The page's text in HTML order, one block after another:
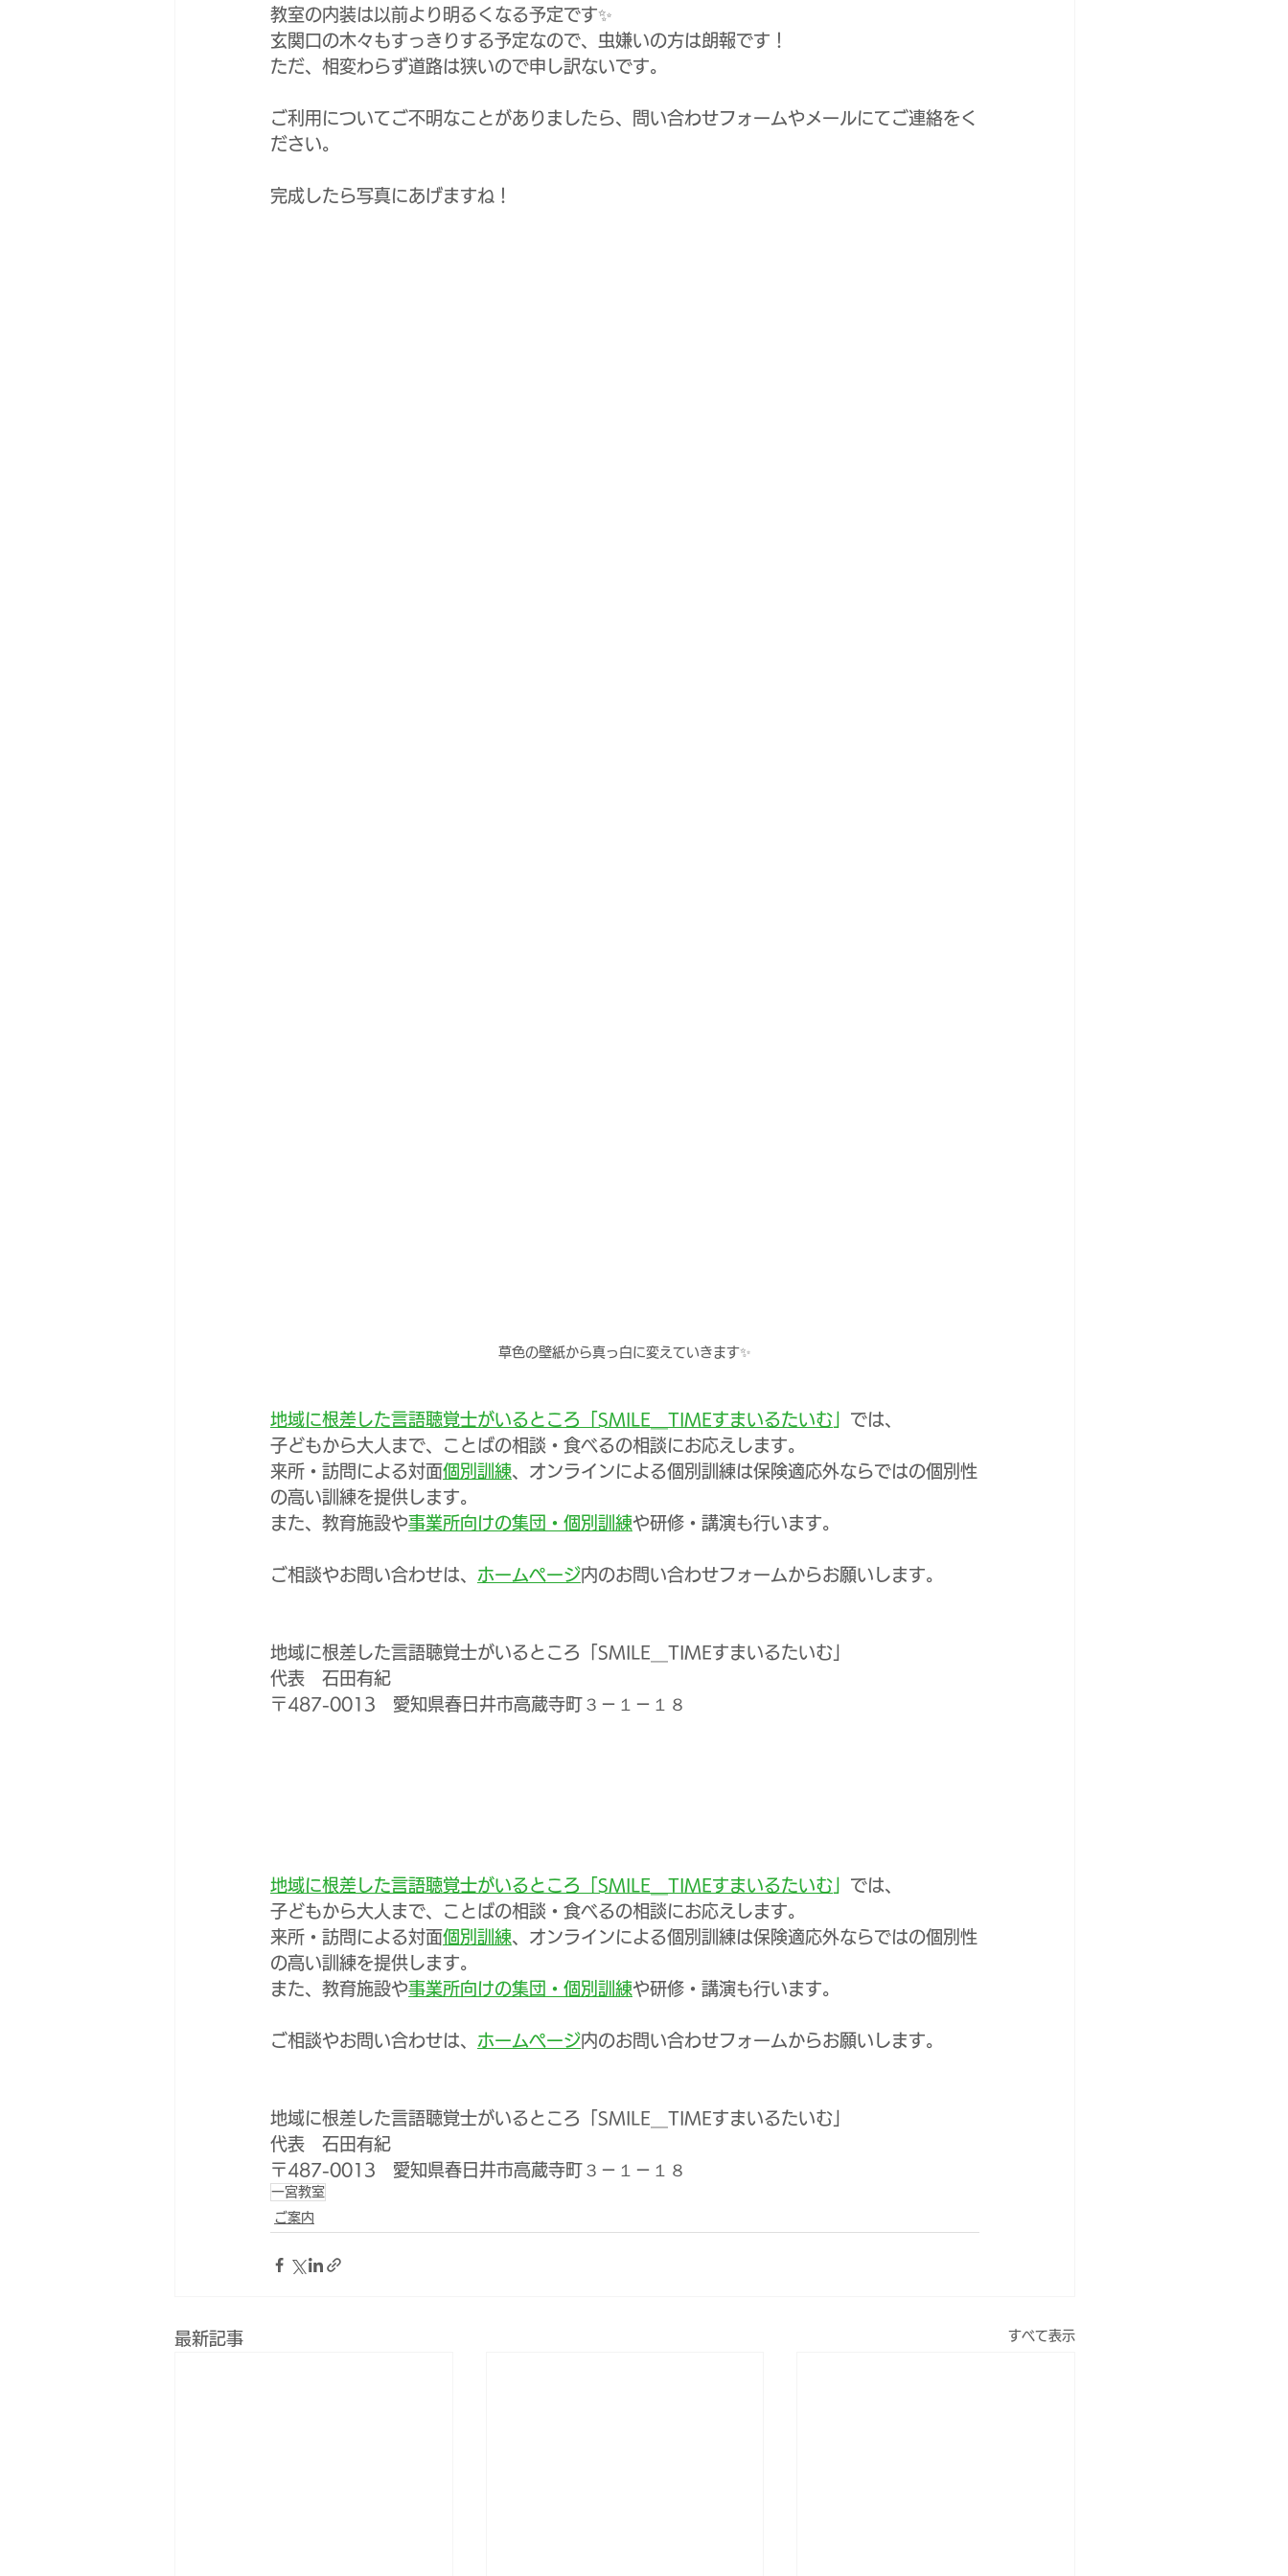
教室の内装は以前より明るくなる予定です✨
玄関口の木々もすっきりする予定なので、虫嫌いの方は朗報です！
ただ、相変わらず道路は狭いので申し訳ないです。
ご利用についてご不明なことがありましたら、問い合わせフォームやメールにてご連絡をく
ださい。
完成したら写真にあげますね！
草色の壁紙から真っ白に変えていきます✨
地域に根差した言語聴覚士がいるところ「SMILE＿TIMEすまいるたいむ
では、
子どもから大人まで、ことばの相談・食べるの相談にお応えします。
来所・訪問による対面個別訓練、オンラインによる個別訓練は保険適応外ならではの個別性
の高い訓練を提供します。
また、教育施設や事業所向けの集団・個別訓練や研修・講演も行います。
ご相談やお問い合わせは、 ホームページ内のお問い合わせフォームからお願いします。
地域に根差した言語聴覚士がいるところ「SMILE＿TIMEすまいるたいむ」
代表　石田有紀
〒487-0013　愛知県春日井市高蔵寺町３－１－１８
地域に根差した言語聴覚士がいるところ「SMILE＿TIMEすまいるたいむ
では、
子どもから大人まで、ことばの相談・食べるの相談にお応えします。
来所・訪問による対面個別訓練、オンラインによる個別訓練は保険適応外ならではの個別性
の高い訓練を提供します。
また、教育施設や事業所向けの集団・個別訓練や研修・講演も行います。
ご相談やお問い合わせは、 ホームページ内のお問い合わせフォームからお願いします。
地域に根差した言語聴覚士がいるところ「SMILE＿TIMEすまいるたいむ」
代表　石田有紀
〒487-0013　愛知県春日井市高蔵寺町３－１－１８
一宮教室
ご案内
最新記事 すべて表示